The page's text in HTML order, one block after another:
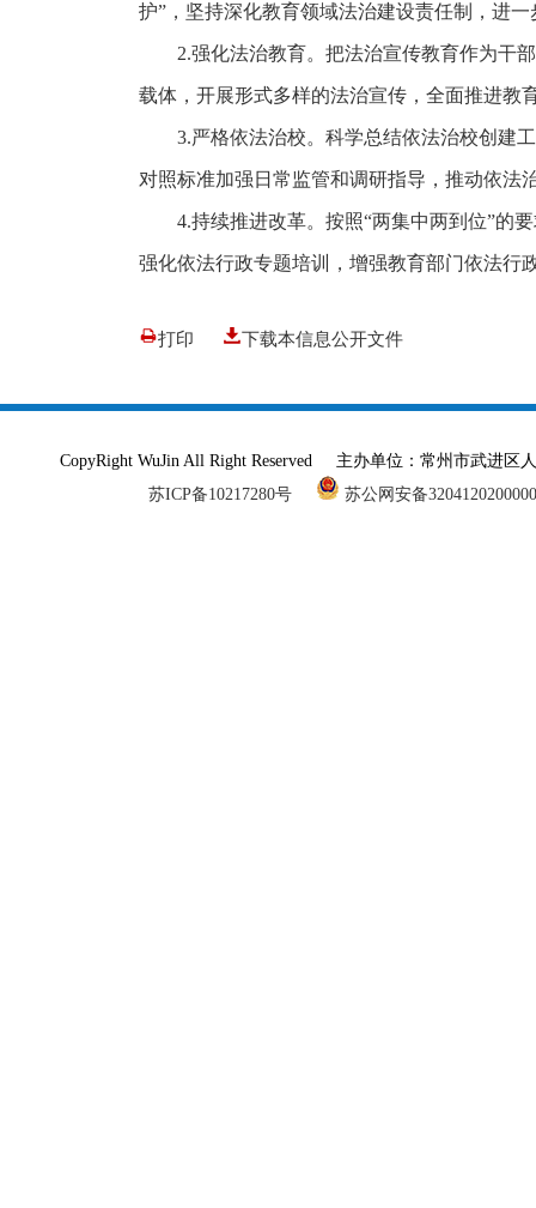
护”，坚持深化教育领域法治建设责任制，进
2.强化法治教育。把法治宣传教育作为干
载体，开展形式多样的法治宣传，全面推进教
3.严格依法治校。科学总结依法治校创建
对照标准加强日常监管和调研指导，推动依法
4.持续推进改革。按照“两集中两到位”的
强化依法行政专题培训，增强教育部门依法行
打印 下载本信息公开文件
CopyRight WuJin All Right Reserved 主办单位：常州市武进
苏ICP备10217280号
苏公网安备